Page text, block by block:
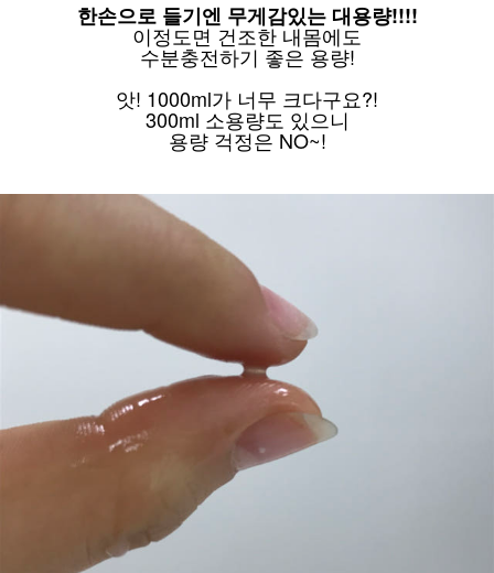
한손으로 들기엔 무게감있는 대용량!!!!
이정도면 건조한 내몸에도
수분충전하기 좋은 용량!
앗! 1000ml가 너무 크다구요?!
300ml 소용량도 있으니
용량 걱정은 NO~!